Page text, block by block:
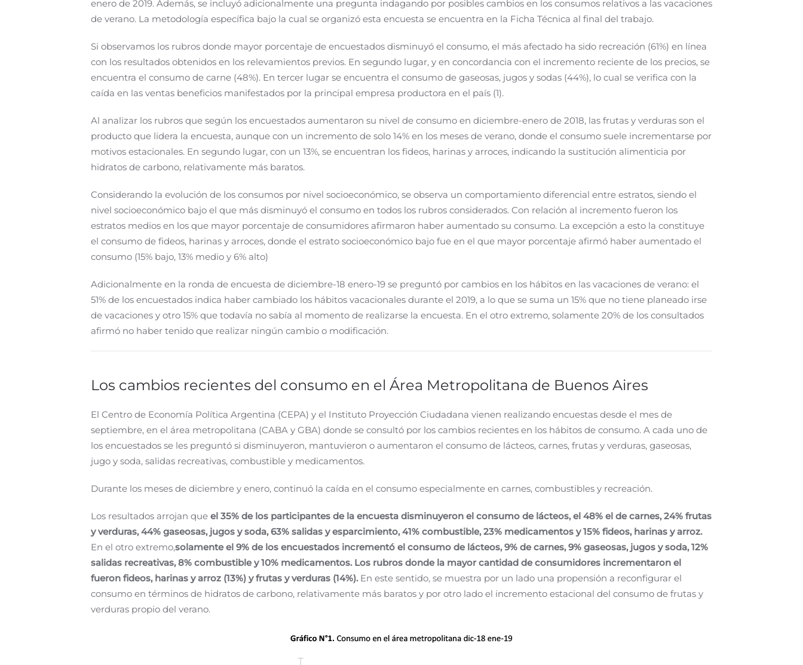
enero de 2019. Además, se incluyó adicionalmente una pregunta indagando por posibles cambios en los consumos relativos a las vacaciones
de verano. La metodología específica bajo la cual se organizó esta encuesta se encuentra en la Ficha Técnica al final del trabajo.
Si observamos los rubros donde mayor porcentaje de encuestados disminuyó el consumo, el más afectado ha sido recreación (61%) en línea
con los resultados obtenidos en los relevamientos previos. En segundo lugar, y en concordancia con el incremento reciente de los precios, se
encuentra el consumo de carne (48%). En tercer lugar se encuentra el consumo de gaseosas, jugos y sodas (44%), lo cual se verifica con la
caída en las ventas beneficios manifestados por la principal empresa productora en el país (1).
Al analizar los rubros que según los encuestados aumentaron su nivel de consumo en diciembre-enero de 2018, las frutas y verduras son el
producto que lidera la encuesta, aunque con un incremento de solo 14% en los meses de verano, donde el consumo suele incrementarse por
motivos estacionales. En segundo lugar, con un 13%, se encuentran los fideos, harinas y arroces, indicando la sustitución alimenticia por
hidratos de carbono, relativamente más baratos.
Considerando la evolución de los consumos por nivel socioeconómico, se observa un comportamiento diferencial entre estratos, siendo el
nivel socioeconómico bajo el que más disminuyó el consumo en todos los rubros considerados. Con relación al incremento fueron los
estratos medios en los que mayor porcentaje de consumidores afirmaron haber aumentado su consumo. La excepción a esto la constituye
el consumo de fideos, harinas y arroces, donde el estrato socioeconómico bajo fue en el que mayor porcentaje afirmó haber aumentado el
consumo (15% bajo, 13% medio y 6% alto)
Adicionalmente en la ronda de encuesta de diciembre-18 enero-19 se preguntó por cambios en los hábitos en las vacaciones de verano: el
51% de los encuestados indica haber cambiado los hábitos vacacionales durante el 2019, a lo que se suma un 15% que no tiene planeado irse
de vacaciones y otro 15% que todavía no sabía al momento de realizarse la encuesta. En el otro extremo, solamente 20% de los consultados
afirmó no haber tenido que realizar ningún cambio o modificación.
Los cambios recientes del consumo en el Área Metropolitana de Buenos Aires
El Centro de Economía Política Argentina (CEPA) y el Instituto Proyección Ciudadana vienen realizando encuestas desde el mes de
septiembre, en el área metropolitana (CABA y GBA) donde se consultó por los cambios recientes en los hábitos de consumo. A cada uno de
los encuestados se les preguntó si disminuyeron, mantuvieron o aumentaron el consumo de lácteos, carnes, frutas y verduras, gaseosas,
jugo y soda, salidas recreativas, combustible y medicamentos.
Durante los meses de diciembre y enero, continuó la caída en el consumo especialmente en carnes, combustibles y recreación.
Los resultados arrojan que el 35% de los participantes de la encuesta disminuyeron el consumo de lácteos, el 48% el de carnes, 24% frutas
y verduras, 44% gaseosas, jugos y soda, 63% salidas y esparcimiento, 41% combustible, 23% medicamentos y 15% fideos, harinas y arroz.
En el otro extremo,solamente el 9% de los encuestados incrementó el consumo de lácteos, 9% de carnes, 9% gaseosas, jugos y soda, 12%
salidas recreativas, 8% combustible y 10% medicamentos. Los rubros donde la mayor cantidad de consumidores incrementaron el
fueron fideos, harinas y arroz (13%) y frutas y verduras (14%). En este sentido, se muestra por un lado una propensión a reconfigurar el
consumo en términos de hidratos de carbono, relativamente más baratos y por otro lado el incremento estacional del consumo de frutas y
verduras propio del verano.